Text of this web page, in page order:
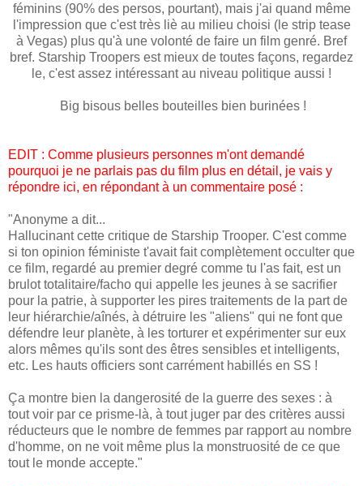
féminins (90% des persos, pourtant), mais j'ai quand même
l'impression que c'est très liè au milieu choisi (le strip tease
à Vegas) plus qu'à une volonté de faire un film genré. Bref
bref. Starship Troopers est mieux de toutes façons, regardez
le, c'est assez intéressant au niveau politique aussi !
Big bisous belles bouteilles bien burinées !
EDIT : Comme plusieurs personnes m'ont demandé
pourquoi je ne parlais pas du film plus en détail, je vais y
répondre ici, en répondant à un commentaire posé :
"Anonyme a dit...
Hallucinant cette critique de Starship Trooper. C'est comme
si ton opinion féministe t'avait fait complètement occulter que
ce film, regardé au premier degré comme tu l'as fait, est un
brulot totalitaire/facho qui appelle les jeunes à se sacrifier
pour la patrie, à supporter les pires traitements de la part de
leur hiérarchie/aînés, à détruire les "aliens" qui ne font que
défendre leur planète, à les torturer et expérimenter sur eux
alors mêmes qu'ils sont des êtres sensibles et intelligents,
etc. Les hauts officiers sont carrément habillés en SS !
Ça montre bien la dangerosité de la guerre des sexes : à
tout voir par ce prisme-là, à tout juger par des critères aussi
réducteurs que le nombre de femmes par rapport au nombre
d'homme, on ne voit même plus la monstruosité de ce que
tout le monde accepte."